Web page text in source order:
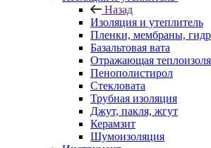
Назад
Изоляция и утеплитель
Пленки, мембраны,
Базальтовая вата
Отражающая
Пенополистирол
Стекловата
Трубная изоляция
Джут, пакля, жгут
Керамзит
Шумоизоляция